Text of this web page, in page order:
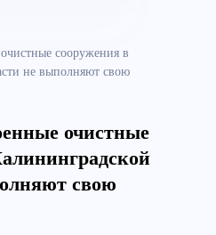
сооружения в
не выполняют свою
очистные
свою